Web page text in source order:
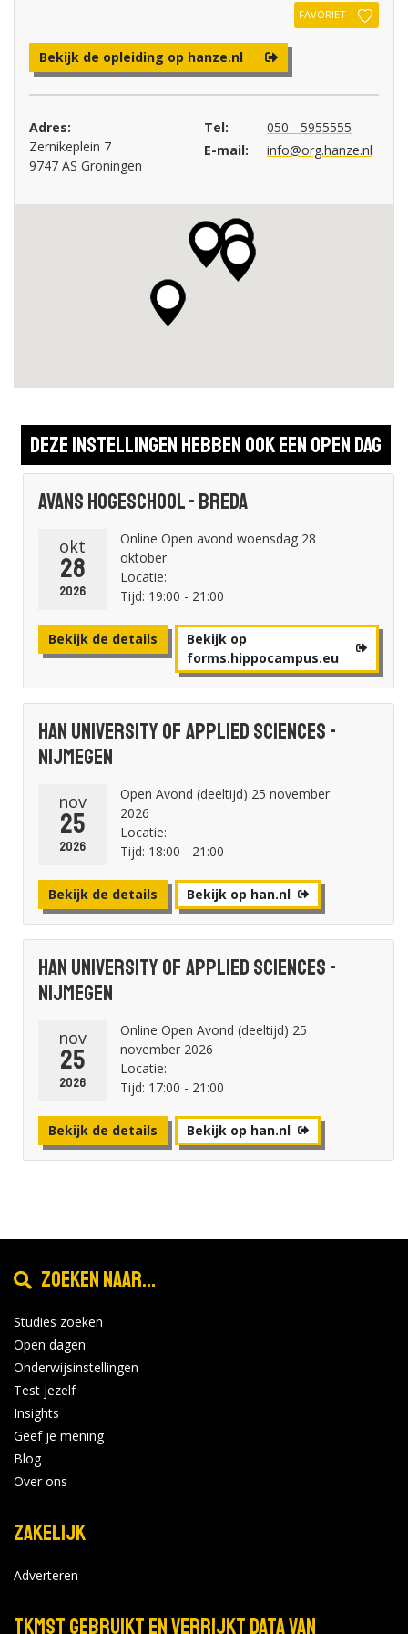
FAVORIET
Bekijk de opleiding op hanze.nl
Adres:
Zernikeplein 7
9747 AS Groningen
Tel:
050 - 5955555
E-mail:
info@org.hanze.nl
Deze instellingen hebben ook een open dag
Avans Hogeschool - Breda
okt
28
2026
Online Open avond woensdag 28
oktober
Locatie:
Tijd: 19:00 - 21:00
Bekijk de details
Bekijk op
forms.hippocampus.eu
HAN University of Applied Sciences -
Nijmegen
nov
25
2026
Open Avond (deeltijd) 25 november
2026
Locatie:
Tijd: 18:00 - 21:00
Bekijk de details Bekijk op han.nl
HAN University of Applied Sciences -
Nijmegen
nov
25
2026
Online Open Avond (deeltijd) 25
november 2026
Locatie:
Tijd: 17:00 - 21:00
Bekijk de details Bekijk op han.nl
20
Online Open avond woensdag 20
Locatie:
Bekijk de details
Avans Hogeschool - Breda
jan
2027
Bekijk de details
Zoeken naar...
Studies zoeken
Open dagen
Onderwijsinstellingen
Test jezelf
Insights
Geef je mening
Blog
Over ons
Zakelijk
Adverteren
TKMST gebruikt en verrijkt data van